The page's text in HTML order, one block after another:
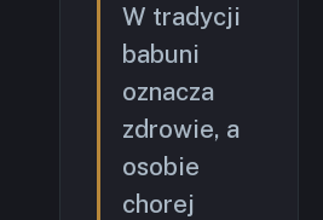
W tradycji
babuni
oznacza
zdrowie, a
osobie
chorej